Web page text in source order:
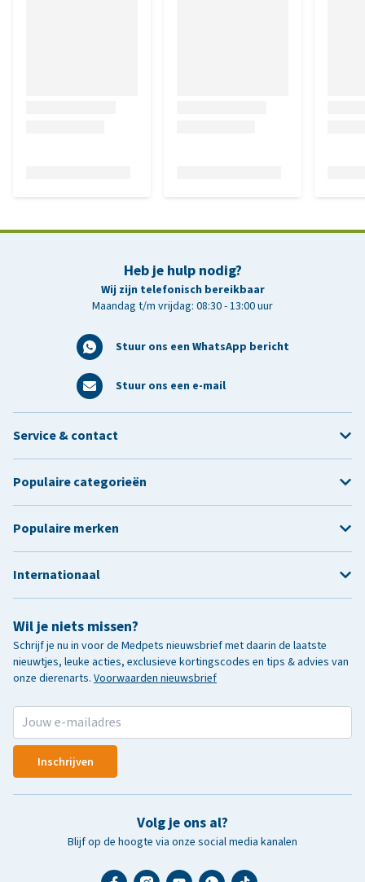
Heb je hulp nodig?
Wij zijn telefonisch bereikbaar
Maandag t/m vrijdag: 08:30 - 13:00 uur
Stuur ons een WhatsApp bericht
Stuur ons een e-mail
Wil je niets missen?
Schrijf je nu in voor de Medpets nieuwsbrief met daarin de laatste
nieuwtjes, leuke acties, exclusieve kortingscodes en tips & advies van
onze dierenarts. Voorwaarden nieuwsbrief
Inschrijven
Volg je ons al?
Blijf op de hoogte via onze social media kanalen
Service & contact
Populaire categorieën
Populaire merken
Internationaal